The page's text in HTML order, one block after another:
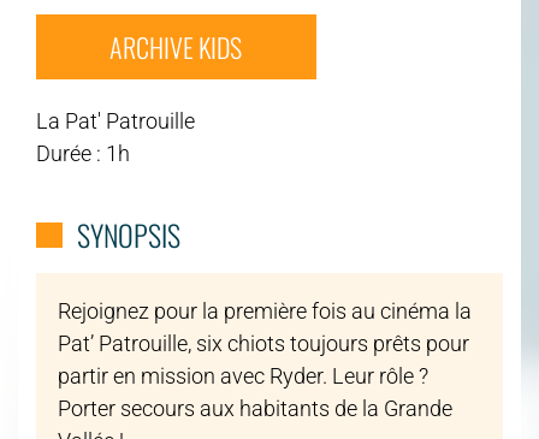
ARCHIVE KIDS
La Pat' Patrouille
Durée : 1h
SYNOPSIS
Rejoignez pour la première fois au cinéma la
Pat’ Patrouille, six chiots toujours prêts pour
partir en mission avec Ryder. Leur rôle ?
Porter secours aux habitants de la Grande